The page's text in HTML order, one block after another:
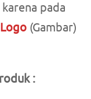
pada
Logo (Gambar)
: